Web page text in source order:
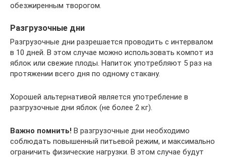
обезжиренным творогом.
Разгрузочные дни
Разгрузочные дни разрешается проводить с интервалом
в 10 дней. В этом случае можно использовать компот из
яблок или свежие плоды. Напиток употребляют 5 раз на
протяжении всего дня по одному стакану.
Хорошей альтернативой является употребление в
разгрузочные дни яблок (не более 2 кг).
Важно помнить! В разгрузочные дни необходимо
соблюдать повышенный питьевой режим, и максимально
ограничить физические нагрузки. В этом случае будут